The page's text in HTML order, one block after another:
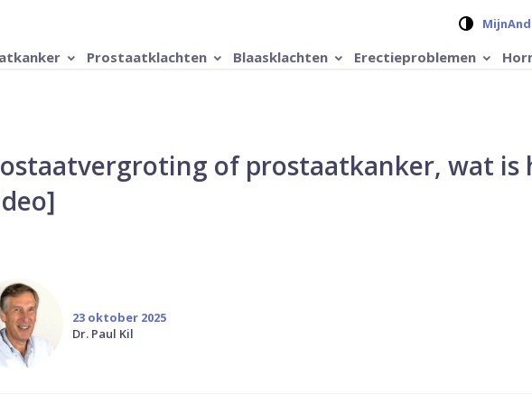
Prostaatklachten Blaasklachten Erectieproblemen
of prostaatkanker, wat is
23 oktober 2025
Dr. Paul Kil